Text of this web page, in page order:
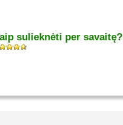
sulieknėti per savaitę?